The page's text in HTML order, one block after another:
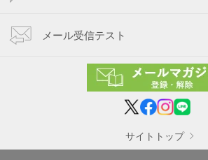
メール受信テスト
サイトトップ